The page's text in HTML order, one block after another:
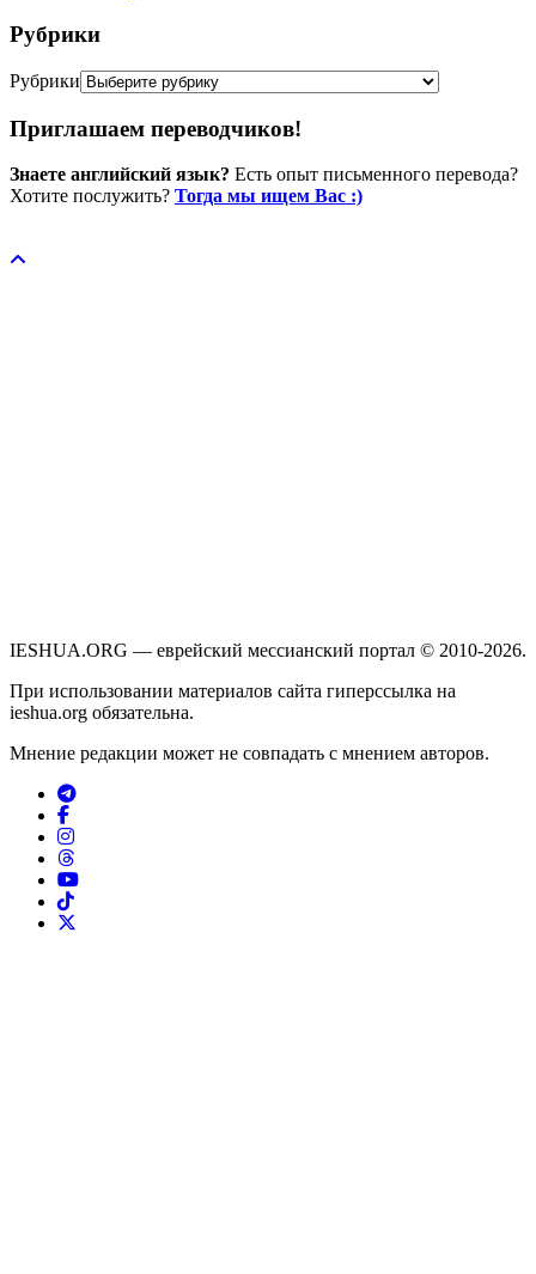
Рубрики
Рубрики
Приглашаем переводчиков!
Знаете английский язык? Есть опыт письменного перевода?
Хотите послужить? Тогда мы ищем Вас :)
IESHUA.ORG — еврейский мессианский портал © 2010-2026.
При использовании материалов сайта гиперссылка на
ieshua.org обязательна.
Мнение редакции может не совпадать с мнением авторов.